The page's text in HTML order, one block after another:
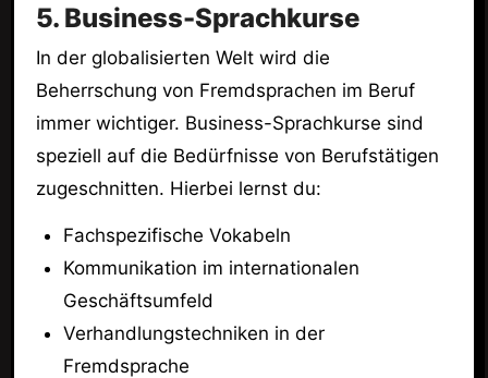
5. Business-Sprachkurse
In der globalisierten Welt wird die
Beherrschung von Fremdsprachen im Beruf
immer wichtiger. Business-Sprachkurse sind
speziell auf die Bedürfnisse von Berufstätigen
zugeschnitten. Hierbei lernst du:
Fachspezifische Vokabeln
Kommunikation im internationalen
Geschäftsumfeld
Verhandlungstechniken in der
Fremdsprache